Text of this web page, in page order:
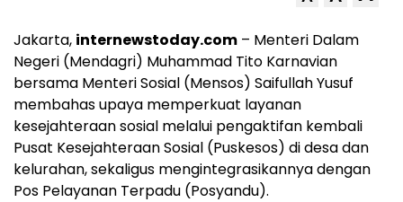
Jakarta, internewstoday.com – Menteri Dalam
Negeri (Mendagri) Muhammad Tito Karnavian
bersama Menteri Sosial (Mensos) Saifullah Yusuf
membahas upaya memperkuat layanan
kesejahteraan sosial melalui pengaktifan kembali
Pusat Kesejahteraan Sosial (Puskesos) di desa dan
kelurahan, sekaligus mengintegrasikannya dengan
Pos Pelayanan Terpadu (Posyandu).